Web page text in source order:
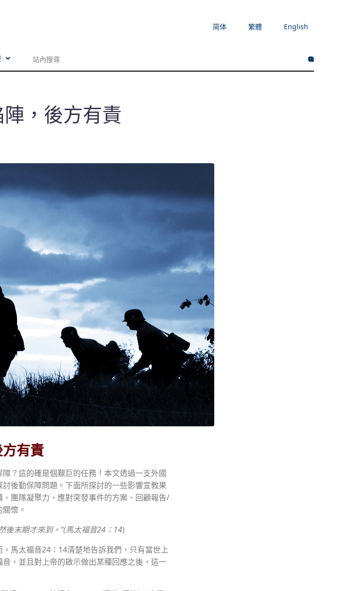
简体 繁體 English
，後方有責
有責
？這的確是個艱巨的任務！本文透過一支外國
後勤保障問題。下面所探討的一些影響宣教果
團隊凝聚力、應對突發事件的方案、回顧報告/
懷。
後末期才來到。”(馬太福音24：14)
馬太福音24：14清楚地告訴我們，只有當世上
，並且對上帝的啟示做出某種回應之後，這一